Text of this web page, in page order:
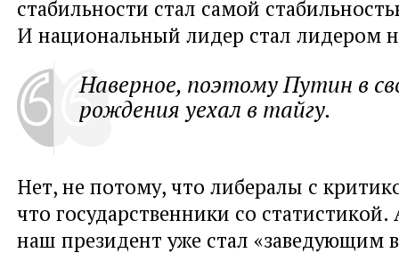
стабильности стал самой
И национальный лидер стал лидером
Наверное, поэтому Путин в
рождения уехал в тайгу.
Нет, не потому, что либералы с
что государственники со
наш президент уже стал «заведующим